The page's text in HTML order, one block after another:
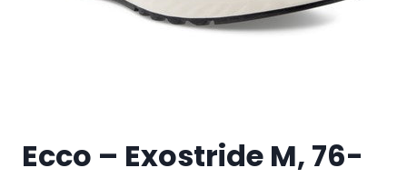
Ecco – Exostride M, 76-